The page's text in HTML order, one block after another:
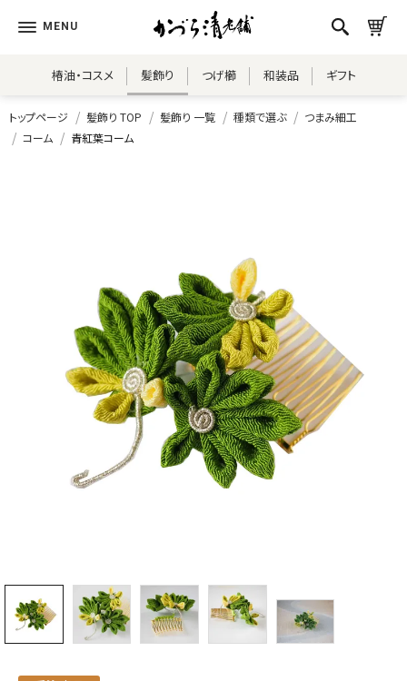
椿油・コスメ 髪飾り つげ櫛 和装品 ギフト
トップページ 髪飾り TOP 髪飾り 一覧 種類で選ぶ
つまみ細工
コーム
青紅葉コーム